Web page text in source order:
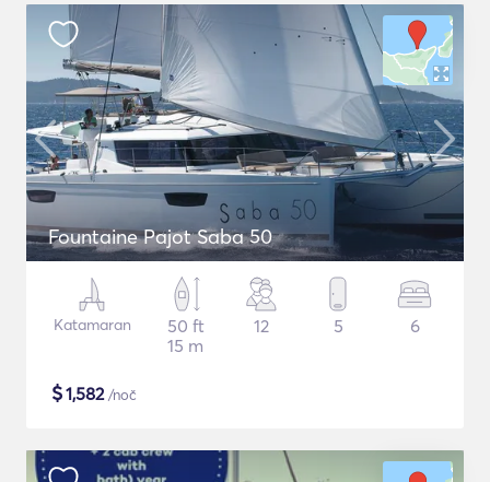
Fountaine Pajot Saba 50
Katamaran
50 ft
15 m
12 5 6
$1,582/noč